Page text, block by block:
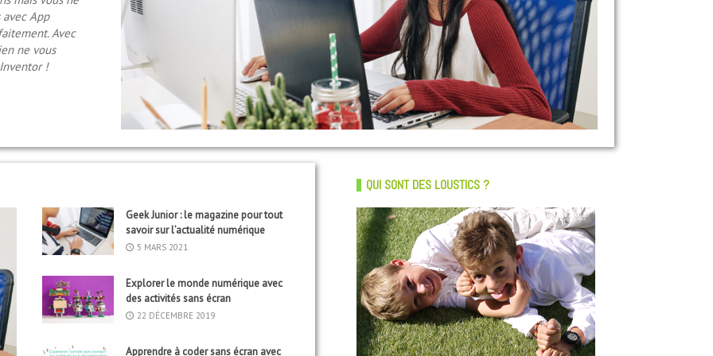
App
Avec
ne vous
!
Loustics dans
mine
la team
? une
Mocq et Sarah
amusants
Geek Junior : le magazine pour tout
savoir sur l’actualité numérique
5 MARS 2021
Explorer le monde numérique avec
des activités sans écran
22 DÉCEMBRE 2019
Apprendre à coder sans écran avec
QUI SONT DES LOUSTICS ?